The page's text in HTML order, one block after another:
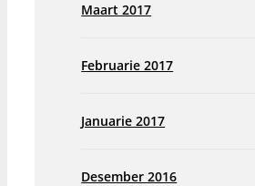
Maart 2017
Februarie 2017
Januarie 2017
Desember 2016